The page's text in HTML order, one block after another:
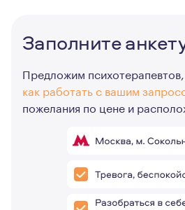
Заполните
Предложим
как работать с вашим
пожелания по цене и